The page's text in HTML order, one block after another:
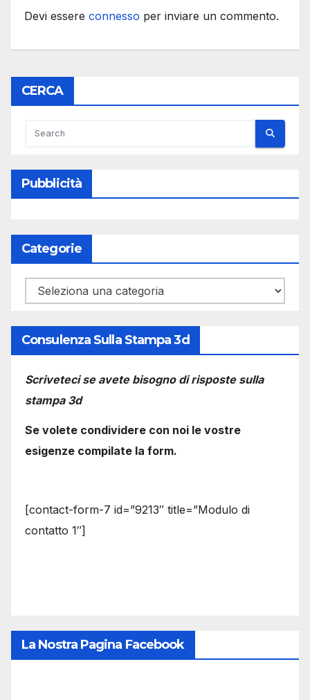
Devi essere connesso per inviare un commento.
CERCA
Pubblicità
Categorie
Categorie
Consulenza Sulla Stampa 3d
Scriveteci se avete bisogno di risposte sulla
stampa 3d
Se volete condividere con noi le vostre
esigenze compilate la form.
[contact-form-7 id=”9213″ title=”Modulo di
contatto 1″]
La Nostra Pagina Facebook